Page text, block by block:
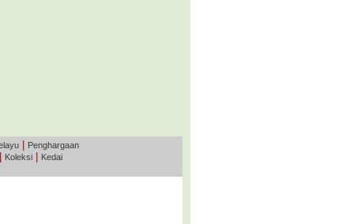
Penghargaan
Koleksi
Kedai